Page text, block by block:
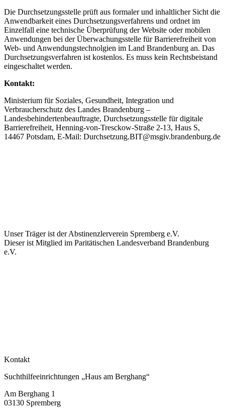
Die Durchsetzungsstelle prüft aus formaler und inhaltlicher Sicht die
Anwendbarkeit eines Durchsetzungsverfahrens und ordnet im
Einzelfall eine technische Überprüfung der Website oder mobilen
Anwendungen bei der Überwachungsstelle für Barrierefreiheit von
Web- und Anwendungstechnolgien im Land Brandenburg an. Das
Durchsetzungsverfahren ist kostenlos. Es muss kein Rechtsbeistand
eingeschaltet werden.
Kontakt:
Ministerium für Soziales, Gesundheit, Integration und
Verbraucherschutz des Landes Brandenburg –
Landesbehindertenbeauftragte, Durchsetzungsstelle für digitale
Barrierefreiheit, Henning-von-Tresckow-Straße 2-13, Haus S,
14467 Potsdam, E-Mail: Durchsetzung.BIT@msgiv.brandenburg.de
Unser Träger ist der Abstinenzlerverein Spremberg e.V.
Dieser ist Mitglied im Paritätischen Landesverband Brandenburg
e.V.
Kontakt
Suchthilfeeinrichtungen „Haus am Berghang“
Am Berghang 1
03130 Spremberg